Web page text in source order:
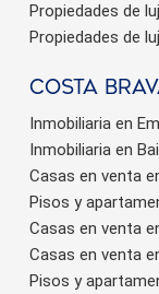
Propiedades de
Propiedades de
Costa
Inmobiliaria en
Inmobiliaria en
Casas en venta
Pisos y
Casas en venta
Casas en venta
Pisos y